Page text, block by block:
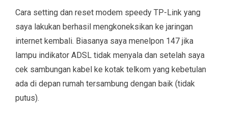
Cara setting dan reset modem speedy TP-Link yang
saya lakukan berhasil mengkoneksikan ke jaringan
internet kembali. Biasanya saya menelpon 147 jika
lampu indikator ADSL tidak menyala dan setelah saya
cek sambungan kabel ke kotak telkom yang kebetulan
ada di depan rumah tersambung dengan baik (tidak
putus).